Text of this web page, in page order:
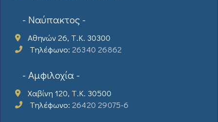
- Ναύπακτος -
Αθηνών 26, Τ.Κ. 30300
Τηλέφωνο: 26340 26862
- Αμφιλοχία -
Χαβίνη 120, Τ.Κ. 30500
Τηλέφωνο: 26420 29075-6